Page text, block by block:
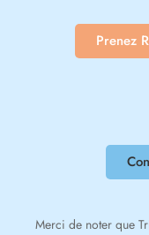
Prenez
Merci de noter que